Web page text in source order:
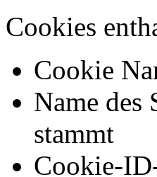
Cookies
Cookie
Name des
stammt
Cookie-